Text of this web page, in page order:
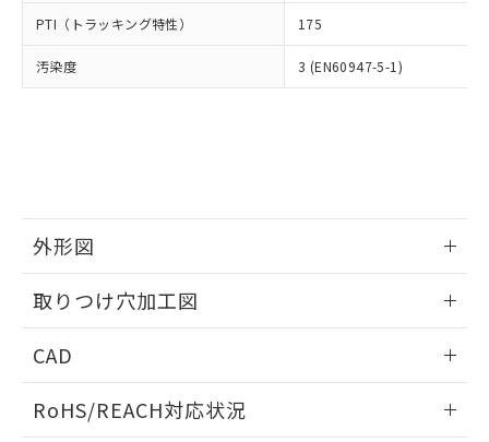
PTI（トラッキング特性） 175
汚染度 3 (EN60947-5-1)
外形図
取りつけ穴加工図
CAD
ドすることができます。
RoHS/REACH対応状況
※当社の共同利用者とは、"個人情報
の「1.共同利
用者の範囲」に記載されている法人を
EU RoHS指令（10物質）の非含有証明書
51物質の非含有証明書（当社基準）
※本証明書は発行日時点で非含有を証明す
るもので、過去に遡って非含有を証明する
していることから、特段のことがない限
り、2022年1月12日より割愛しておりま
す。